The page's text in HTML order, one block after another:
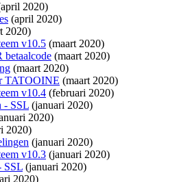
2020)
(april 2020)
2020)
v10.5 (maart 2020)
betaalcode (maart 2020)
(maart 2020)
TATOOINE (maart 2020)
v10.4 (februari 2020)
- SSL (januari 2020)
2020)
2020)
(januari 2020)
v10.3 (januari 2020)
SSL (januari 2020)
2020)